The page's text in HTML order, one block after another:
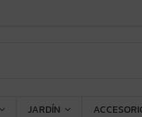
JARDÍN